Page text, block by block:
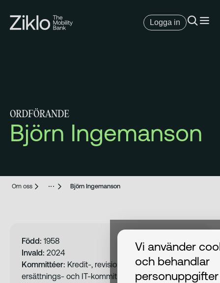
Logga in
ORDFÖRANDE
Björn Ingemanson
Om oss Björn Ingemanson
Född: 1958
Invald: 2024
Kommittéer: Kredit-, revisions och risk-,
ersättnings- och IT-kommitté
Vi använder
och behandlar
personuppgifter